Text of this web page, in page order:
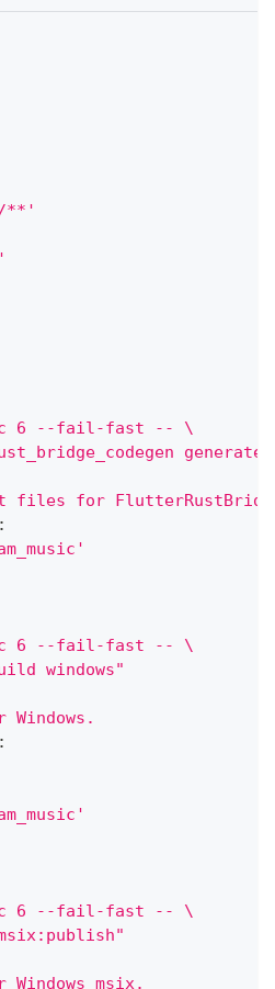
**'
6 --fail-fast -- \
generate"
files for
:
6 --fail-fast -- \
windows"
Windows.
:
6 --fail-fast -- \
Windows msix.